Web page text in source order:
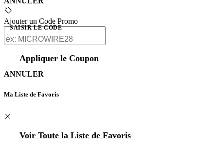
Ajouter un Code Promo
SAISIR LE CODE
Appliquer le Coupon
ANNULER
Ma Liste de Favoris
Voir Toute la Liste de Favoris